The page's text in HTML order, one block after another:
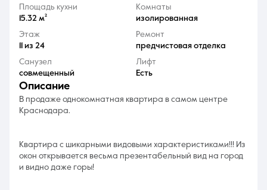
Площадь кухни
15.32 м²
Комнаты
изолированная
Этаж
11 из 24
Ремонт
предчистовая отделка
Санузел
совмещенный
Лифт
Есть
описание
В продаже однокомнатная квартира в самом центре
Краснодара.
Квартира с шикарными видовыми характеристиками!!! Из
окон открывается весьма презентабельный вид на город
и видно даже горы!